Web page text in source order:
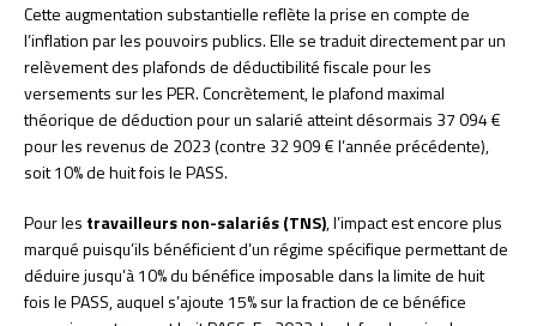
Cette augmentation substantielle reflète la prise en compte de
l’inflation par les pouvoirs publics. Elle se traduit directement par un
relèvement des plafonds de déductibilité fiscale pour les
versements sur les PER. Concrètement, le plafond maximal
théorique de déduction pour un salarié atteint désormais 37 094 €
pour les revenus de 2023 (contre 32 909 € l’année précédente),
soit 10% de huit fois le PASS.
Pour les travailleurs non-salariés (TNS), l’impact est encore plus
marqué puisqu’ils bénéficient d’un régime spécifique permettant de
déduire jusqu’à 10% du bénéfice imposable dans la limite de huit
fois le PASS, auquel s’ajoute 15% sur la fraction de ce bénéfice